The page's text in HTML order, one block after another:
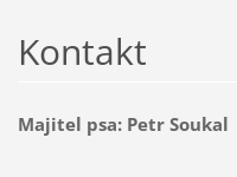
Kontakt
Majitel psa: Petr Soukal